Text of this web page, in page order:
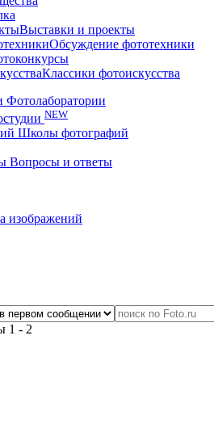
Выставки и проекты
Обсуждение фототехники
Классики фотоискусства
Фотолаборатории
NEW
Школы фотографий
Вопросы и ответы
изображений
1 - 2